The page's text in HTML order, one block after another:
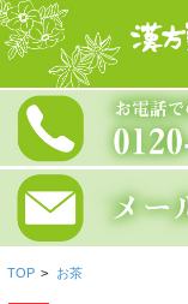
TOP > お茶